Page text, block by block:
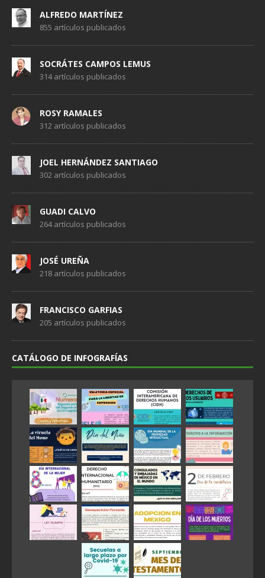
ALFREDO MARTÍNEZ
855 artículos publicados
SOCRÁTES CAMPOS LEMUS
314 artículos publicados
ROSY RAMALES
312 artículos publicados
JOEL HERNÁNDEZ SANTIAGO
302 artículos publicados
GUADI CALVO
264 artículos publicados
JOSÉ UREÑA
218 artículos publicados
FRANCISCO GARFIAS
205 artículos publicados
CATÁLOGO DE INFOGRAFÍAS